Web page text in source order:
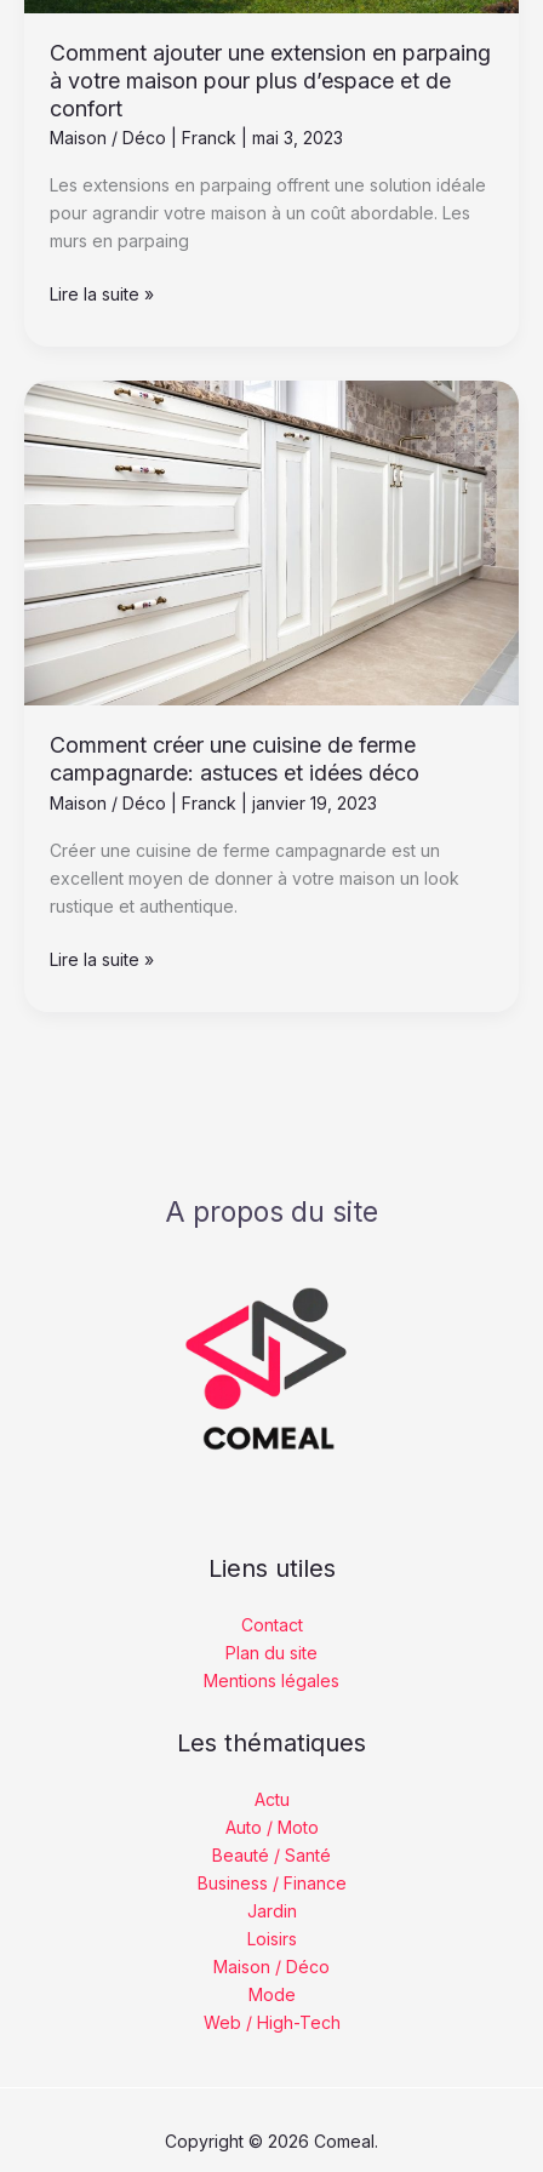
Comment ajouter une extension en parpaing
à votre maison pour plus d’espace et de
confort
Maison / Déco Franck mai 3, 2023
Les extensions en parpaing offrent une solution idéale
pour agrandir votre maison à un coût abordable. Les
murs en parpaing
Lire la suite »
Comment créer une cuisine de ferme
campagnarde: astuces et idées déco
Maison / Déco Franck janvier 19, 2023
Créer une cuisine de ferme campagnarde est un
excellent moyen de donner à votre maison un look
rustique et authentique.
Comment
créer
une
cuisine
de
ferme
campagnarde:
astuces
idées
Lire la suite »
A propos du site
Liens utiles
Contact
Plan du site
Mentions légales
Les thématiques
Actu
Auto / Moto
Beauté / Santé
Business / Finance
Jardin
Loisirs
Maison / Déco
Mode
Web / High-Tech
Copyright © 2026 Comeal.